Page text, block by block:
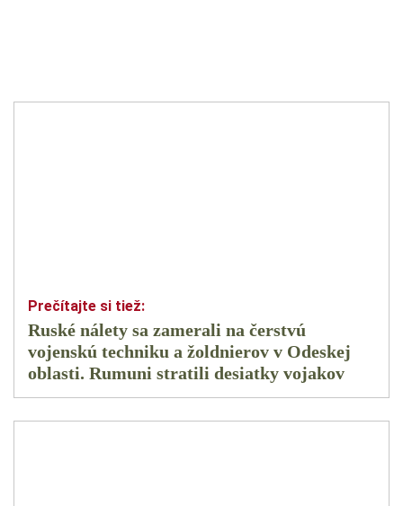
Ruské nálety sa zamerali na čerstvú
vojenskú techniku a žoldnierov v Odeskej
oblasti. Rumuni stratili desiatky vojakov